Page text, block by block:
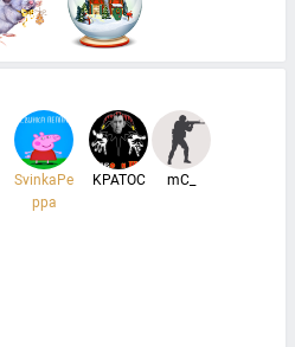
SvinkaPe
ppa
KPATOC mC_